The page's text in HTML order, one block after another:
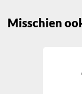
Misschien